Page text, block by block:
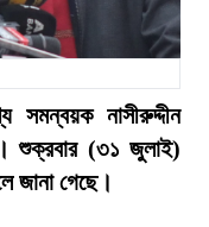
সমন্বয়ক নাসীরুদ্দীন
শুক্রবার (৩১ জুলাই)
জানা গেছে।